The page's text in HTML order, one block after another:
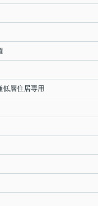
低層住居専用